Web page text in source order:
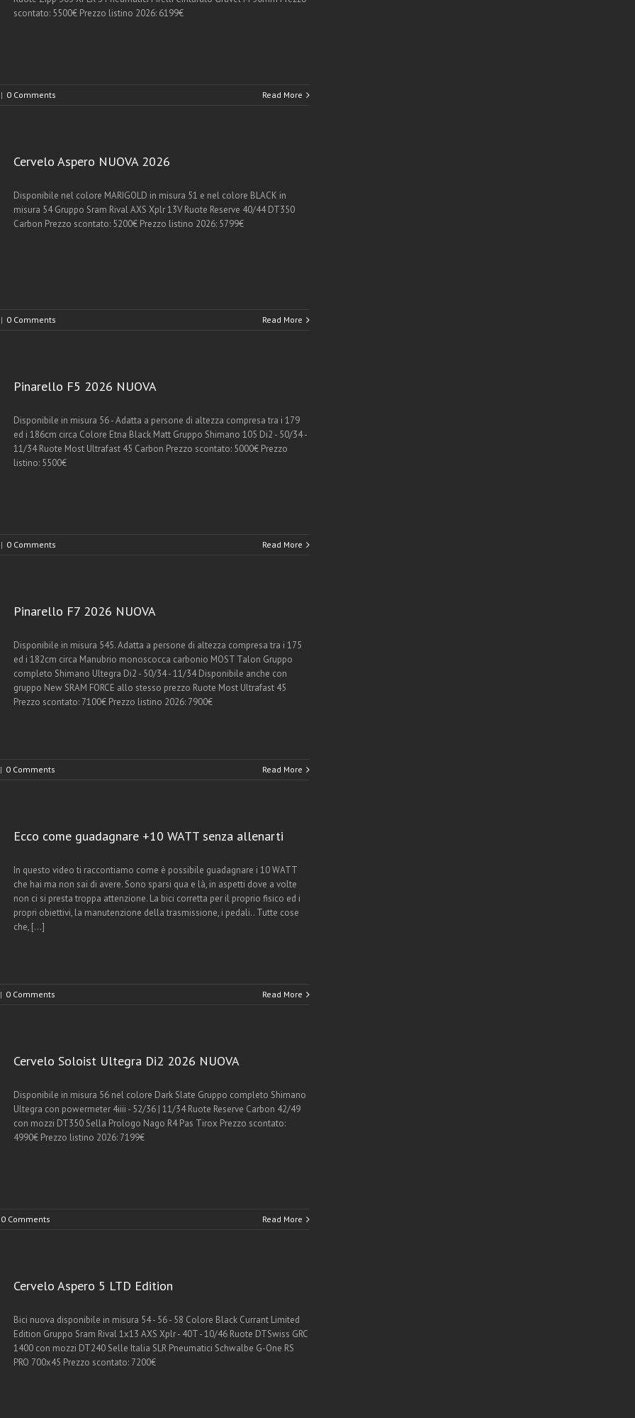
scontato: 5500€ Prezzo listino 2026: 6199€
| 0 Comments Read More
Cervelo Aspero NUOVA 2026
Disponibile nel colore MARIGOLD in misura 51 e nel colore BLACK in
misura 54 Gruppo Sram Rival AXS Xplr 13V Ruote Reserve 40/44 DT350
Carbon Prezzo scontato: 5200€ Prezzo listino 2026: 5799€
| 0 Comments Read More
Pinarello F5 2026 NUOVA
Disponibile in misura 56 - Adatta a persone di altezza compresa tra i 179
ed i 186cm circa Colore Etna Black Matt Gruppo Shimano 105 Di2 - 50/34 -
11/34 Ruote Most Ultrafast 45 Carbon Prezzo scontato: 5000€ Prezzo
listino: 5500€
| 0 Comments Read More
Pinarello F7 2026 NUOVA
Disponibile in misura 545. Adatta a persone di altezza compresa tra i 175
ed i 182cm circa Manubrio monoscocca carbonio MOST Talon Gruppo
completo Shimano Ultegra Di2 - 50/34 - 11/34 Disponibile anche con
gruppo New SRAM FORCE allo stesso prezzo Ruote Most Ultrafast 45
Prezzo scontato: 7100€ Prezzo listino 2026: 7900€
| 0 Comments Read More
Ecco come guadagnare +10 WATT senza allenarti
In questo video ti raccontiamo come è possibile guadagnare i 10 WATT
che hai ma non sai di avere. Sono sparsi qua e là, in aspetti dove a volte
non ci si presta troppa attenzione. La bici corretta per il proprio fisico ed i
propri obiettivi, la manutenzione della trasmissione, i pedali.. Tutte cose
che, [...]
| 0 Comments Read More
Cervelo Soloist Ultegra Di2 2026 NUOVA
Disponibile in misura 56 nel colore Dark Slate Gruppo completo Shimano
Ultegra con powermeter 4iiii - 52/36 | 11/34 Ruote Reserve Carbon 42/49
con mozzi DT350 Sella Prologo Nago R4 Pas Tirox Prezzo scontato:
4990€ Prezzo listino 2026: 7199€
0 Comments Read More
Cervelo Aspero 5 LTD Edition
Bici nuova disponibile in misura 54 - 56 - 58 Colore Black Currant Limited
Edition Gruppo Sram Rival 1x13 AXS Xplr - 40T - 10/46 Ruote DTSwiss GRC
1400 con mozzi DT240 Selle Italia SLR Pneumatici Schwalbe G-One RS
PRO 700x45 Prezzo scontato: 7200€